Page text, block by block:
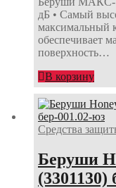
дБ • Самый
максимальный
обеспечивает
поверхность…
В корзину
Средства
Беруши
(3301130)